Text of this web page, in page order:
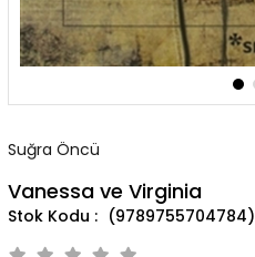
Suğra Öncü
Vanessa ve Virginia
(9789755704784)